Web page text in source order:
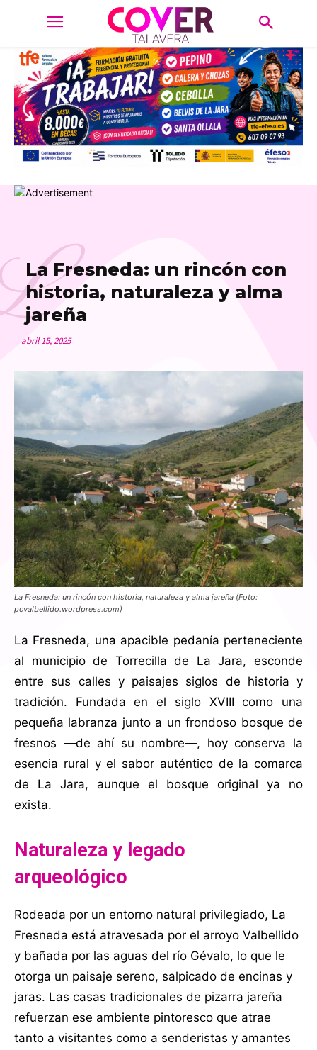
La Fresneda: un rincón con
historia, naturaleza y alma
jareña
abril 15, 2025
La Fresneda: un rincón con historia, naturaleza y alma jareña (Foto:
pcvalbellido.wordpress.com)
La Fresneda, una apacible pedanía perteneciente
al municipio de Torrecilla de La Jara, esconde
entre sus calles y paisajes siglos de historia y
tradición. Fundada en el siglo XVIII como una
pequeña labranza junto a un frondoso bosque de
fresnos —de ahí su nombre—, hoy conserva la
esencia rural y el sabor auténtico de la comarca
de La Jara, aunque el bosque original ya no
exista.
Naturaleza y legado
arqueológico
Rodeada por un entorno natural privilegiado, La
Fresneda está atravesada por el arroyo Valbellido
y bañada por las aguas del río Gévalo, lo que le
otorga un paisaje sereno, salpicado de encinas y
jaras. Las casas tradicionales de pizarra jareña
refuerzan ese ambiente pintoresco que atrae
tanto a visitantes como a senderistas y amantes